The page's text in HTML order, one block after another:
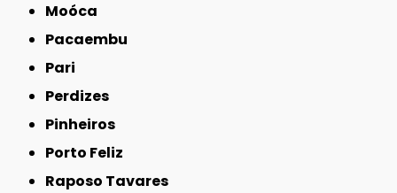
Moóca
Pacaembu
Pari
Perdizes
Pinheiros
Porto Feliz
Raposo Tavares